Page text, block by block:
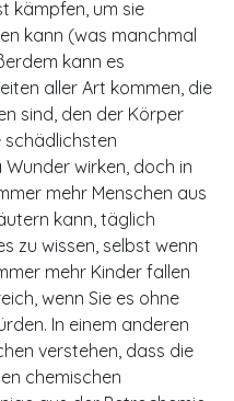
kämpfen, um sie
kann (was manchmal
kann es
aller Art kommen, die
sind, den der Körper
schädlichsten
wirken, doch in
mehr Menschen aus
kann, täglich
zu wissen, selbst wenn
mehr Kinder fallen
wenn Sie es ohne
In einem anderen
verstehen, dass die
chemischen